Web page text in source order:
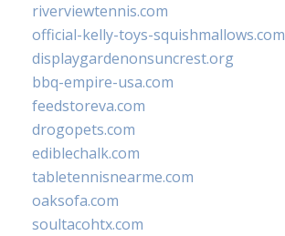
riverviewtennis.com
official-kelly-toys-squishmallows.com
displaygardenonsuncrest.org
bbq-empire-usa.com
feedstoreva.com
drogopets.com
ediblechalk.com
tabletennisnearme.com
oaksofa.com
soultacohtx.com